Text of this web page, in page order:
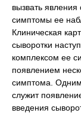
вызвать
симптомы ее
Клиническая
сыворотки
комплексом ее
появлением
симптома. Одним
служит
введения